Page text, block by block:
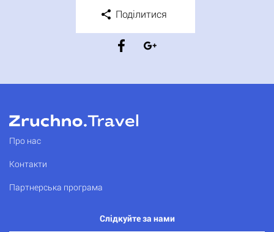
Поділитися
Про нас
Контакти
Партнерська програма
Слідкуйте за нами